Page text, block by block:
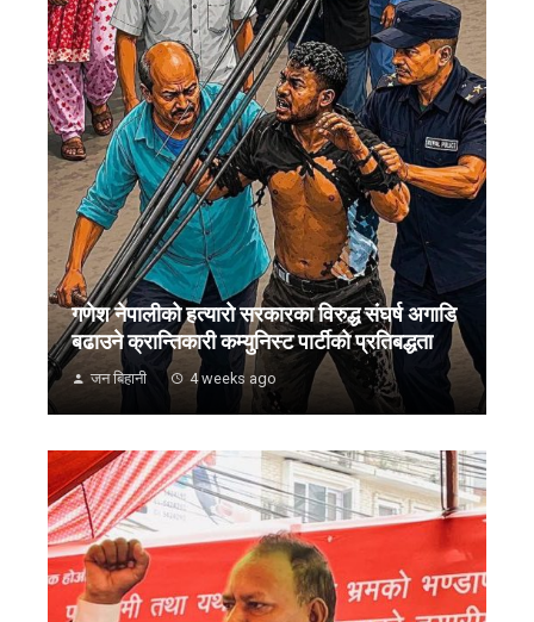
गणेश नेपालीको हत्यारो सरकारका विरुद्ध संघर्ष अगाडि
बढाउने क्रान्तिकारी कम्युनिस्ट पार्टीको प्रतिबद्धता
जन बिहानी 4 weeks ago